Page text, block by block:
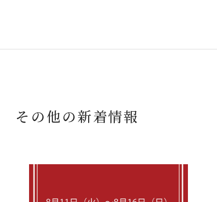
その他の新着情報